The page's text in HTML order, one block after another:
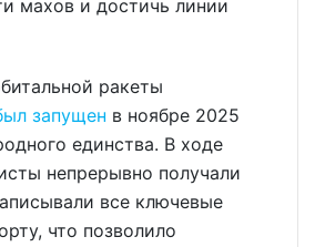
махов и достичь линии
ракеты
запущен в ноябре 2025
единства. В ходе
непрерывно получали
все ключевые
что позволило